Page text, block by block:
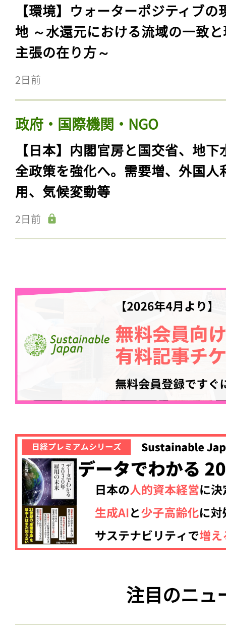
【環境】ウォーターポジティブの
地 ～水還元における流域の一致
主張の在り方～
2日前
政府・国際機関・NGO
【日本】内閣官房と国交省、地下
全政策を強化へ。需要増、外国人
用、気候変動等
2日前
注目のニュ